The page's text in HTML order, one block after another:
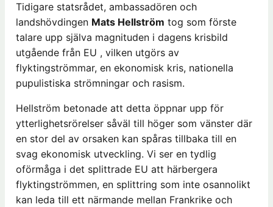
Tidigare statsrådet, ambassadören och
landshövdingen Mats Hellström tog som förste
talare upp själva magnituden i dagens krisbild
utgående från EU , vilken utgörs av
flyktingströmmar, en ekonomisk kris, nationella
pupulistiska strömningar och rasism.
Hellström betonade att detta öppnar upp för
ytterlighetsrörelser såväl till höger som vänster där
en stor del av orsaken kan spåras tillbaka till en
svag ekonomisk utveckling. Vi ser en tydlig
oförmåga i det splittrade EU att härbergera
flyktingströmmen, en splittring som inte osannolikt
kan leda till ett närmande mellan Frankrike och